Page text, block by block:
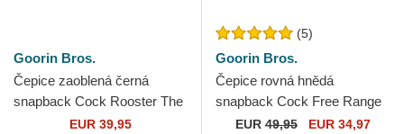
Goorin Bros.
Čepice zaoblená černá
snapback Cock Rooster The
Farm Goorin Bros.
EUR 39,95
(5)
Goorin Bros.
Čepice rovná hnědá
snapback Cock Free Range
The Farm Flats The Farm
EUR 49,95 EUR 34,97